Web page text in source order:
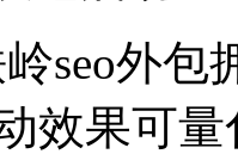
seo外包
效果可